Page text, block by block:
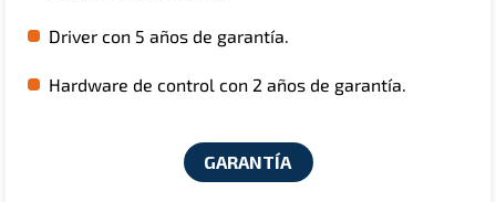
Driver con 5 años de garantía.
Hardware de control con 2 años de garantía.
GARANTÍA